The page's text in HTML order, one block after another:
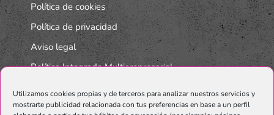
Utilizamos cookies propias y de terceros para analizar nuestros servicios y
mostrarte publicidad relacionada con tus preferencias en base a un perfil
Política de cookies
Política de privacidad
Aviso legal
Política Integrada Multiempresarial